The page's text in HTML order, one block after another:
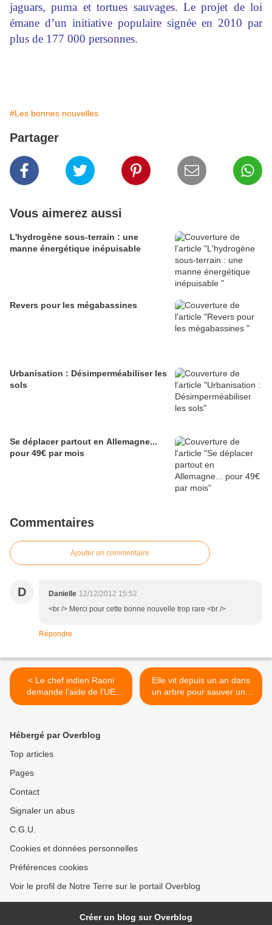
jaguars, puma et tortues sauvages. Le projet de loi
émane d’un initiative populaire signée en 2010 par
plus de 177 000 personnes.
#Les bonnes nouvelles
Partager
Vous aimerez aussi
L'hydrogène sous-terrain : une
manne énergétique inépuisable
Revers pour les mégabassines
Urbanisation : Désimperméabiliser les
sols
Se déplacer partout en Allemagne...
pour 49€ par mois
Commentaires
Ajouter un commentaire
D Danielle 12/12/2012 15:52
<br /> Merci pour cette bonne nouvelle trop rare <br />
Répondre
< Le chef indien Raoni
demande l’aide de l’UE
pour protéger la forêt
Elle vit depuis un an dans
un arbre pour sauver une
forêt >
Hébergé par Overblog
Top articles
Pages
Contact
Signaler un abus
C.G.U.
Cookies et données personnelles
Préférences cookies
Voir le profil de Notre Terre sur le portail Overblog
Créer un blog sur Overblog